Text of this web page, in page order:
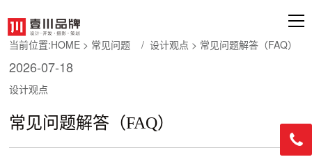
当前位置:HOME > 常见问题 /设计观点 > 常见问题解答（FAQ）
2026-07-18
设计观点
常见问题解答（FAQ）
